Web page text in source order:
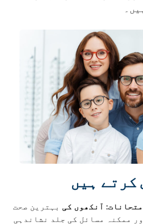
کرتے ہیں
آنکھوں کی بہترین صحت
ممکنہ مسائل کی جلد نشاندہی